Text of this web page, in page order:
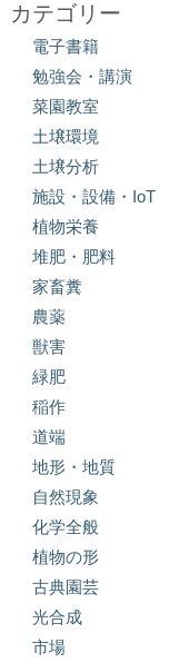
カテゴリー
電子書籍
勉強会・講演
菜園教室
土壌環境
土壌分析
施設・設備・IoT
植物栄養
堆肥・肥料
家畜糞
農薬
獣害
緑肥
稲作
道端
地形・地質
自然現象
化学全般
植物の形
古典園芸
光合成
市場